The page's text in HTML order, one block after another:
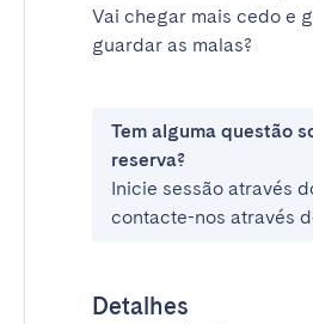
Vai chegar mais cedo e
guardar as malas?
Tem alguma questão
reserva?
Inicie sessão através
contacte-nos através
Detalhes